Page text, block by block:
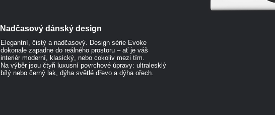
Nadčasový dánský design
Elegantní, čistý a nadčasový. Design série Evoke
dokonale zapadne do reálného prostoru – ať je váš
interiér moderní, klasický, nebo cokoliv mezi tím.
Na výběr jsou čtyři luxusní povrchové úpravy: ultralesklý
bílý nebo černý lak, dýha světlé dřevo a dýha ořech.